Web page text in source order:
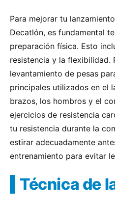
Para mejorar tu
Decatlón, es fundamental
preparación física. Esto
resistencia y la flexibilidad.
levantamiento de pesas
principales utilizados en el
brazos, los hombros y el
ejercicios de resistencia
tu resistencia durante la
estirar adecuadamente
entrenamiento para evitar
Técnica de